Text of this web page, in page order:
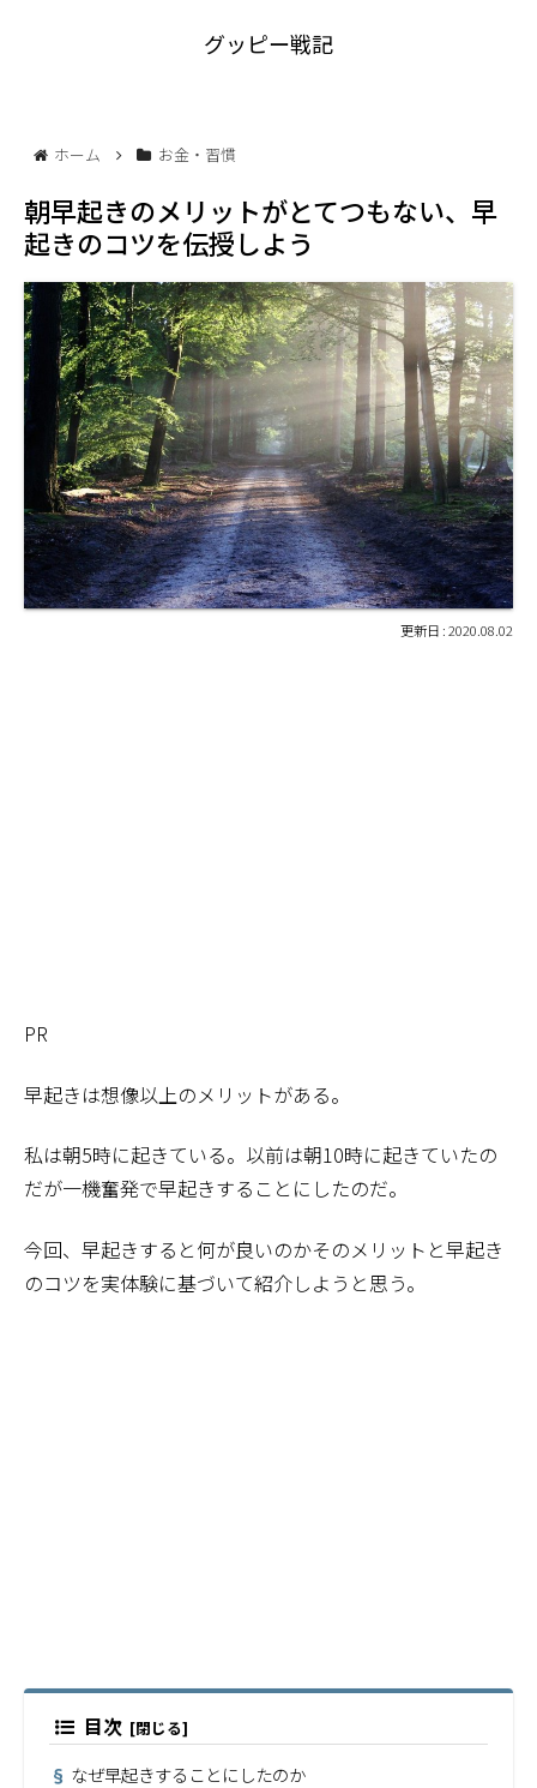
グッピー戦記
ホーム お金・習慣
朝早起きのメリットがとてつもない、早
起きのコツを伝授しよう
2020.08.02
PR
早起きは想像以上のメリットがある。
私は朝5時に起きている。以前は朝10時に起きていたの
だが一機奮発で早起きすることにしたのだ。
今回、早起きすると何が良いのかそのメリットと早起き
のコツを実体験に基づいて紹介しようと思う。
目次
なぜ早起きすることにしたのか